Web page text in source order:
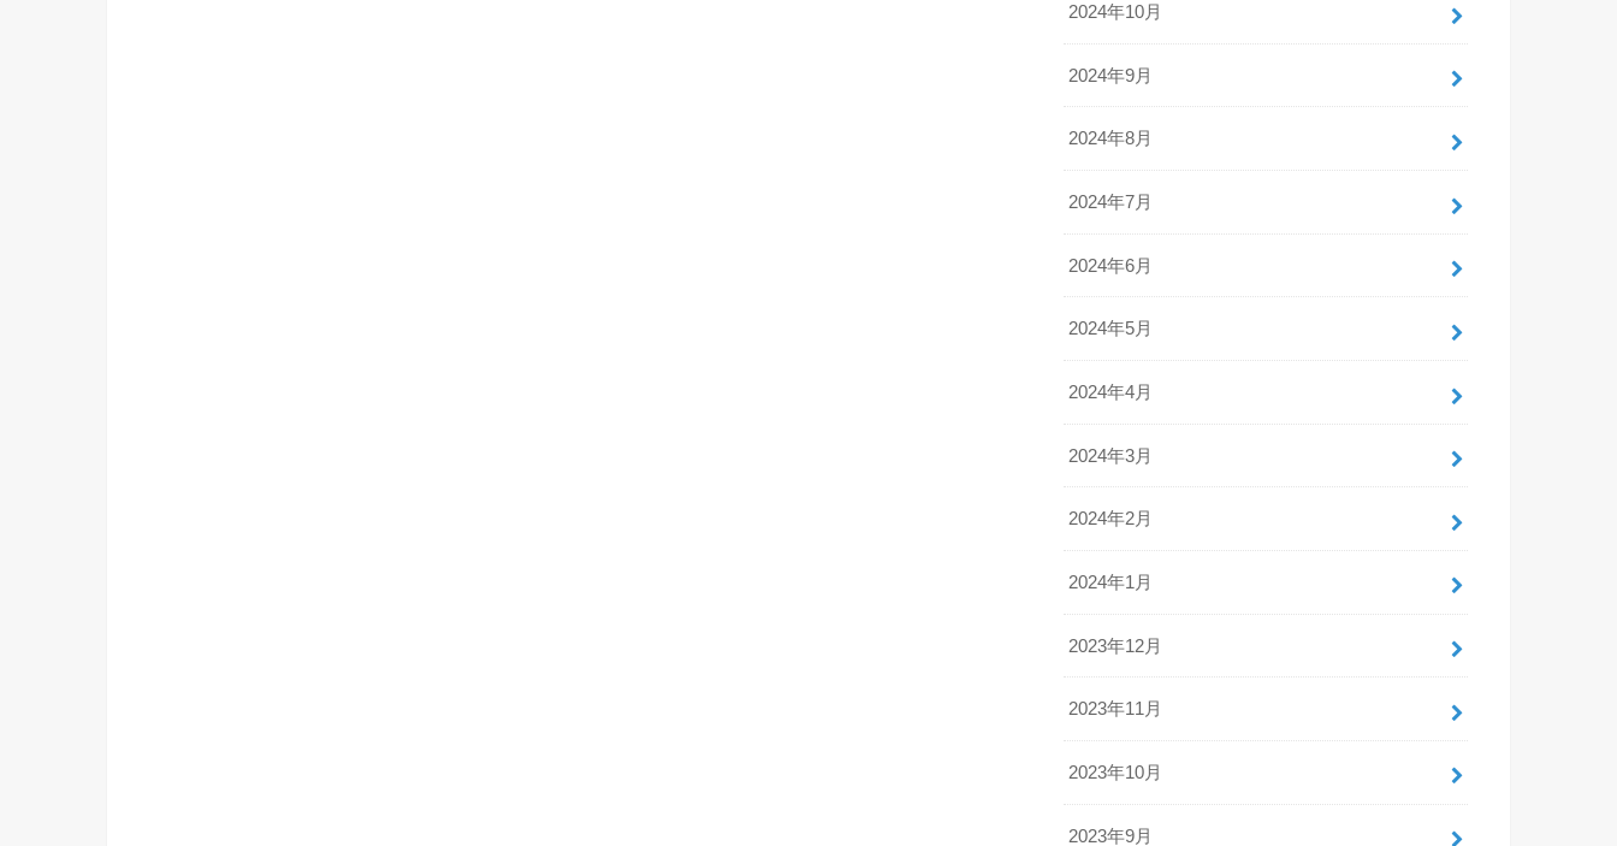
2024年10月
2024年9月
2024年8月
2024年7月
2024年6月
2024年5月
2024年4月
2024年3月
2024年2月
2024年1月
2023年12月
2023年11月
2023年10月
2023年9月